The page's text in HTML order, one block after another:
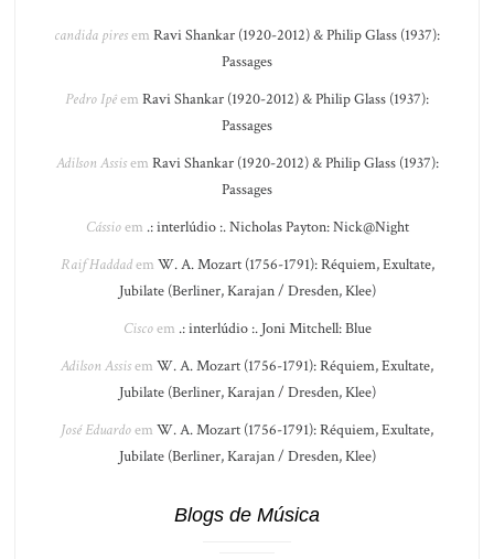
candida piresem Ravi Shankar (1920-2012) & Philip Glass (1937):
Passages
Pedro Ipêem Ravi Shankar (1920-2012) & Philip Glass (1937):
Passages
Adilson Assisem Ravi Shankar (1920-2012) & Philip Glass (1937):
Passages
Cássioem .: interlúdio :. Nicholas Payton: Nick@Night
Raif Haddadem W. A. Mozart (1756-1791): Réquiem, Exultate,
Jubilate (Berliner, Karajan / Dresden, Klee)
Ciscoem .: interlúdio :. Joni Mitchell: Blue
Adilson Assisem W. A. Mozart (1756-1791): Réquiem, Exultate,
Jubilate (Berliner, Karajan / Dresden, Klee)
José Eduardoem W. A. Mozart (1756-1791): Réquiem, Exultate,
Jubilate (Berliner, Karajan / Dresden, Klee)
Blogs de Música